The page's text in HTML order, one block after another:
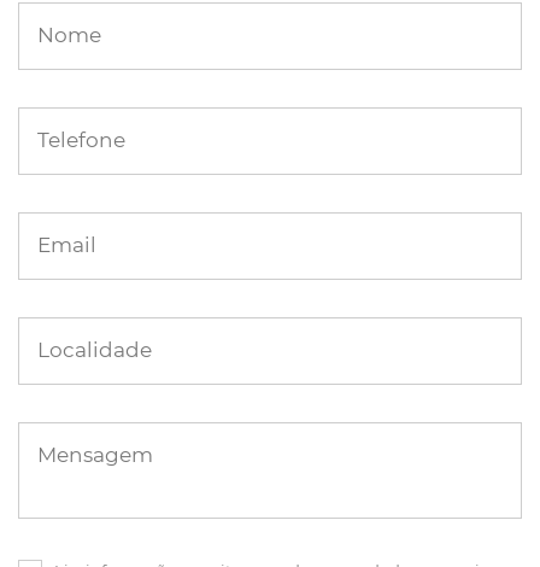
Nome
Telefone
Email
Localidade
Mensagem